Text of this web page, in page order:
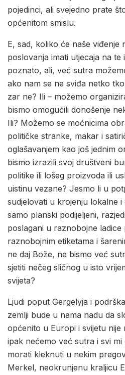
pojedinci, ali svejedno prate
općenitom smislu.
E, sad, koliko će naše viđenje
poslovanja imati utjecaja na te
poznato, ali, već sutra
ako nam se ne sviđa netko
zar ne? Ili – možemo
bismo omogućili donošenje
Ili? Možemo se moćnicima
političke stranke, makar i
oglašavanjem kao još jednim
bismo izrazili svoj društveni
politike ili lošeg proizvoda ili
uistinu vezane? Jesmo li u
sudjelovati u krojenju lokalne i
samo planski podijeljeni,
poslagani u raznobojne ladice
raznobojnim etiketama i
ne daj Bože, ne bismo već
sjetiti nečeg sličnog u isto
svijeta?
Ljudi poput Gergelyja i
zemlji bude u nama nadu da
općenito u Europi i svijetu nije
ipak nećemo već sutra i svi
morati kleknuti u nekim
Merkel, neokrunjenu kraljicu